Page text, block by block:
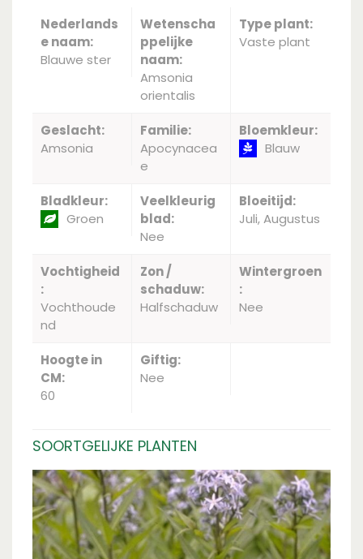
Nederlands
e naam:
Blauwe ster
Wetenscha
ppelijke
naam:
Amsonia
orientalis
Type plant:
Vaste plant
Geslacht:
Amsonia
Familie:
Apocynacea
e
Bloemkleur:
Blauw
Bladkleur:
Groen
Veelkleurig
blad:
Nee
Bloeitijd:
Juli, Augustus
Vochtigheid
:
Vochthoude
nd
Zon /
schaduw:
Halfschaduw
Wintergroen
:
Nee
Hoogte in
CM:
60
Giftig:
Nee
SOORTGELIJKE PLANTEN